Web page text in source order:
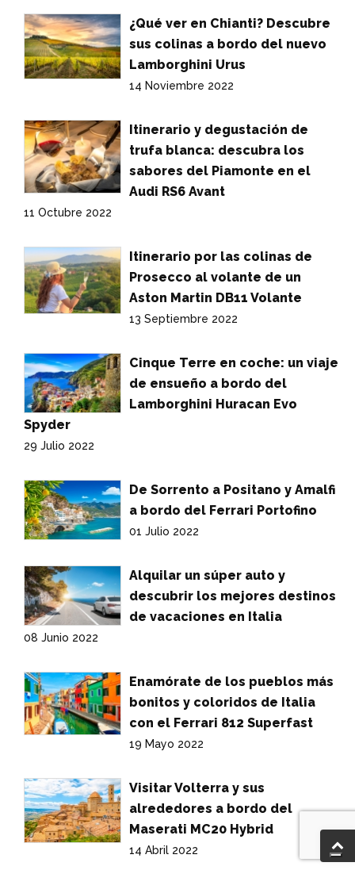
¿Qué ver en Chianti? Descubre
sus colinas a bordo del nuevo
Lamborghini Urus
14 Noviembre 2022
Itinerario y degustación de
trufa blanca: descubra los
sabores del Piamonte en el
Audi RS6 Avant
11 Octubre 2022
Itinerario por las colinas de
Prosecco al volante de un
Aston Martin DB11 Volante
13 Septiembre 2022
Cinque Terre en coche: un viaje
de ensueño a bordo del
Lamborghini Huracan Evo
Spyder
29 Julio 2022
De Sorrento a Positano y Amalfi
a bordo del Ferrari Portofino
01 Julio 2022
Alquilar un súper auto y
descubrir los mejores destinos
de vacaciones en Italia
08 Junio 2022
Enamórate de los pueblos más
bonitos y coloridos de Italia
con el Ferrari 812 Superfast
19 Mayo 2022
Visitar Volterra y sus
alrededores a bordo del
Maserati MC20 Hybrid
14 Abril 2022